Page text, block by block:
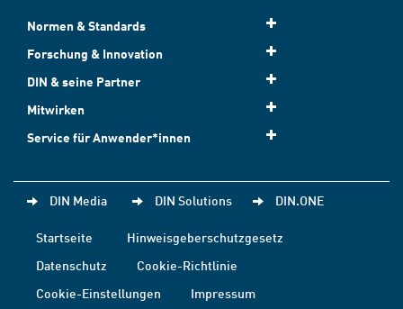
Normen & Standards
Forschung & Innovation
DIN & seine Partner
Mitwirken
Service für Anwender*innen
DIN Media DIN Solutions DIN.ONE
Startseite
Hinweisgeberschutzgesetz
Datenschutz
Cookie-Richtlinie
Cookie-Einstellungen
Impressum